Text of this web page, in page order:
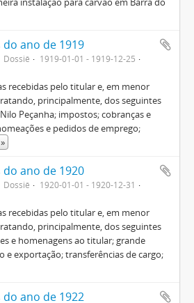
ano de 1919
Dossiê
1919-01-01 - 1919-12-25
recebidas pelo titular e, em menor
principalmente, dos seguintes
Peçanha; impostos; cobranças e
e pedidos de emprego;
»
ano de 1920
Dossiê
1920-01-01 - 1920-12-31
recebidas pelo titular e, em menor
principalmente, dos seguintes
e homenagens ao titular; grande
e exportação; transferências de cargo;
ano de 1922